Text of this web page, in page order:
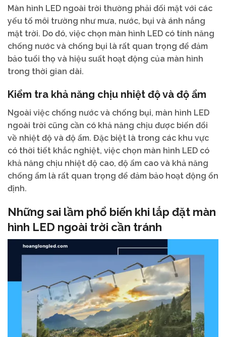
Màn hình LED ngoài trời thường phải đối mặt với các
yếu tố môi trường như mưa, nước, bụi và ánh nắng
mặt trời. Do đó, việc chọn màn hình LED có tính năng
chống nước và chống bụi là rất quan trọng để đảm
bảo tuổi thọ và hiệu suất hoạt động của màn hình
trong thời gian dài.
Kiểm tra khả năng chịu nhiệt độ và độ ẩm
Ngoài việc chống nước và chống bụi, màn hình LED
ngoài trời cũng cần có khả năng chịu được biến đổi
về nhiệt độ và độ ẩm. Đặc biệt là trong các khu vực
có thời tiết khắc nghiệt, việc chọn màn hình LED có
khả năng chịu nhiệt độ cao, độ ẩm cao và khả năng
chống ẩm là rất quan trọng để đảm bảo hoạt động ổn
định.
Những sai lầm phổ biến khi lắp đặt màn
hình LED ngoài trời cần tránh